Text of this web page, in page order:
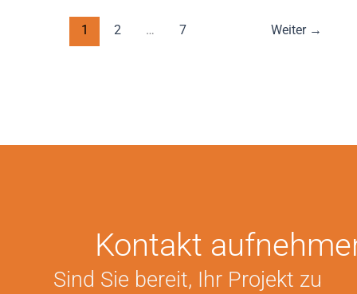
1 2 … 7 Weiter →
Kontakt
Sind Sie bereit, Ihr Projekt zu